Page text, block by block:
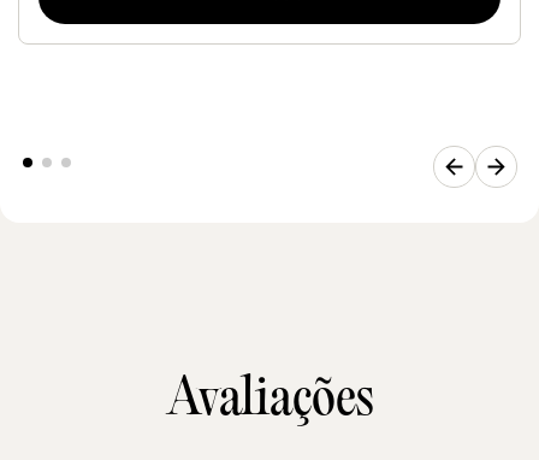
Avaliações